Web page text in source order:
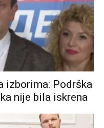
izborima: Podrška
nije bila iskrena